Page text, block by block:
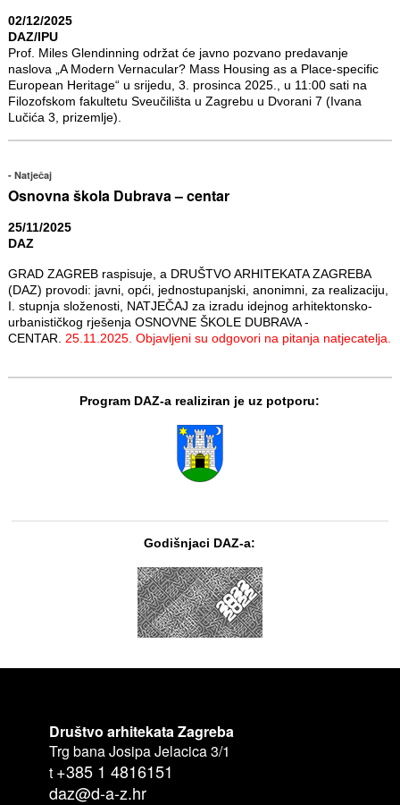
02/12/2025
DAZ/IPU
Prof. Miles Glendinning održat će javno pozvano predavanje
naslova „A Modern Vernacular? Mass Housing as a Place-specific
European Heritage“ u srijedu, 3. prosinca 2025., u 11:00 sati na
Filozofskom fakultetu Sveučilišta u Zagrebu u Dvorani 7 (Ivana
Lučića 3, prizemlje).
Natječaj
Osnovna škola Dubrava – centar
25/11/2025
DAZ
GRAD ZAGREB raspisuje, a DRUŠTVO ARHITEKATA ZAGREBA
(DAZ) provodi: javni, opći, jednostupanjski, anonimni, za realizaciju,
I. stupnja složenosti, NATJEČAJ za izradu idejnog arhitektonsko-
urbanističkog rješenja OSNOVNE ŠKOLE DUBRAVA -
CENTAR. 25.11.2025. Objavljeni su odgovori na pitanja natjecatelja.
Program DAZ-a realiziran je uz potporu:
Godišnjaci DAZ-a:
Društvo arhitekata Zagreba
Trg bana Josipa Jelacica 3/1
t +385 1 4816151
daz@d-a-z.hr